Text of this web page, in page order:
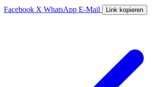
Facebook X WhatsApp E-Mail Link kopieren